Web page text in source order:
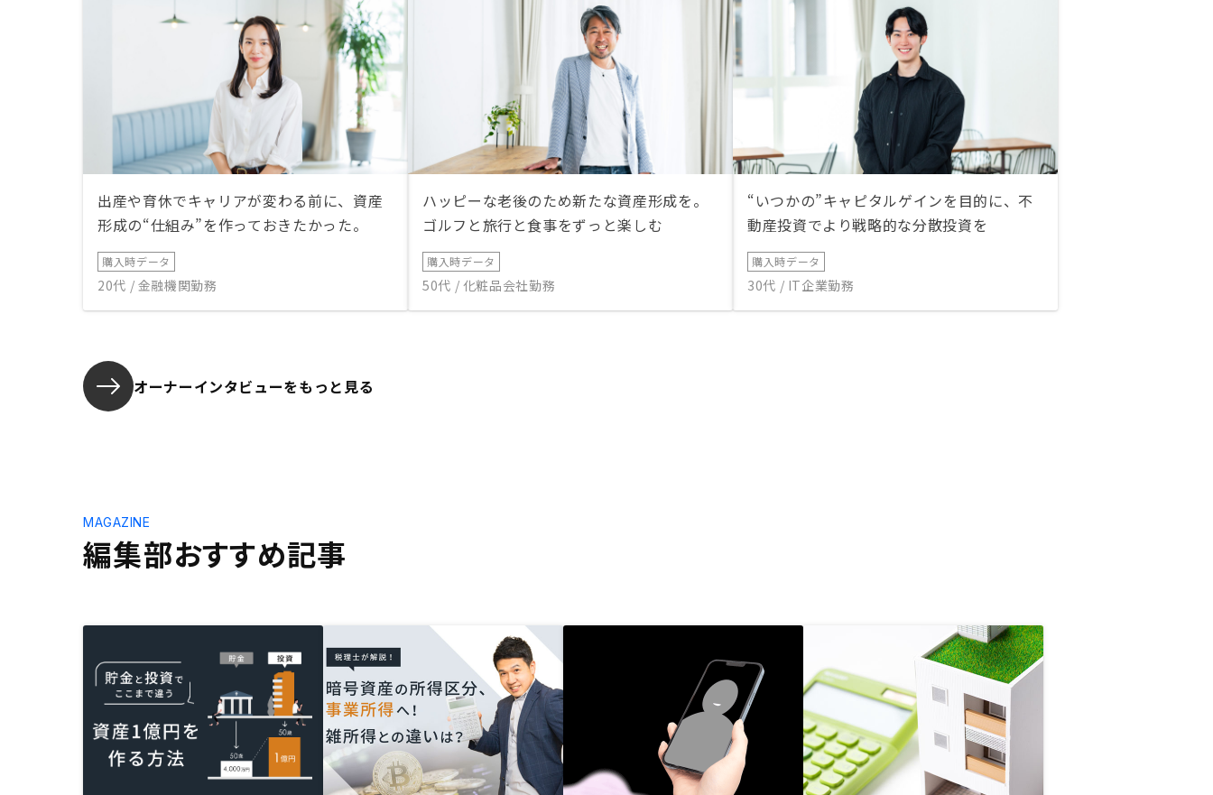
出産や育休でキャリアが変わる前に、資産
形成の“仕組み”を作っておきたかった。
購入時データ
20代 / 金融機関勤務
ハッピーな老後のため新たな資産形成を。
ゴルフと旅行と食事をずっと楽しむ
購入時データ
50代 / 化粧品会社勤務
“いつかの”キャピタルゲインを目的に、不
動産投資でより戦略的な分散投資を
購入時データ
30代 / IT企業勤務
オーナーインタビューをもっと見る
編集部おすすめ記事
MAGAZINE